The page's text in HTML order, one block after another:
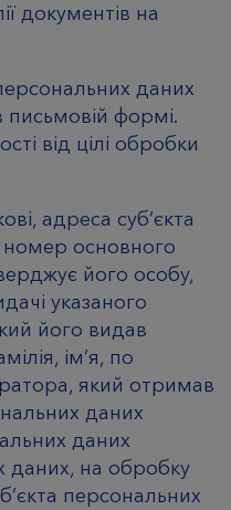
документів на
даних
формі.
від цілі обробки
адреса суб’єкта
основного
його особу,
указаного
його видав
ім’я, по
який отримав
даних
даних
даних, на обробку
персональних